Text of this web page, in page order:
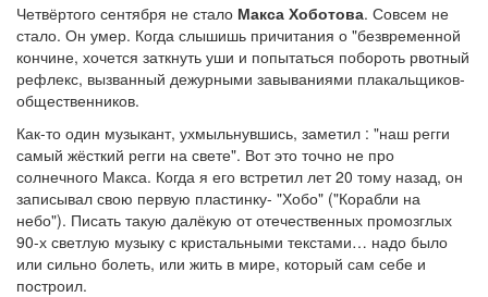
Четвёртого сентября не стало Макса Хоботова. Совсем не
стало. Он умер. Когда слышишь причитания о "безвременной
кончине, хочется заткнуть уши и попытаться побороть рвотный
рефлекс, вызванный дежурными завываниями плакальщиков-
общественников.
Как-то один музыкант, ухмыльнувшись, заметил : "наш регги
самый жёсткий регги на свете". Вот это точно не про
солнечного Макса. Когда я его встретил лет 20 тому назад, он
записывал свою первую пластинку- "Хобо" ("Корабли на
небо"). Писать такую далёкую от отечественных промозглых
90-х светлую музыку с кристальными текстами… надо было
или сильно болеть, или жить в мире, который сам себе и
построил.